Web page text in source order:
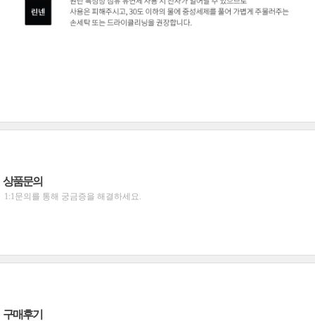
상품문의
1:1문의를 통해 궁금증을 해결하세요.
구매후기